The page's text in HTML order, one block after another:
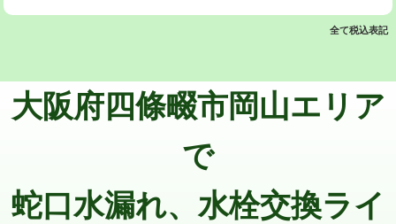
マス交換（土の掘削・埋め戻し作業） 11,000円~
マス交換（深さ50㎝以上） 66,000円
コンクリート斫り（厚さ10㎝超え）
モルタル補修（厚さ10㎝まで） 27,500円
追加トーラー機使用/3m超え +3,300円
止水・漏水調査・防水処理・清掃・修
11,000円
全て税込表記
大阪府四條畷市岡山エリア
で
蛇口水漏れ、水栓交換ライ